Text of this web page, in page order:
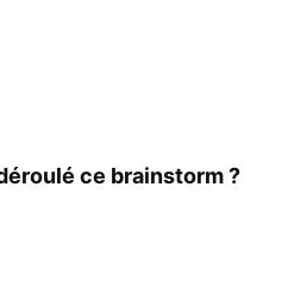
ce brainstorm ?